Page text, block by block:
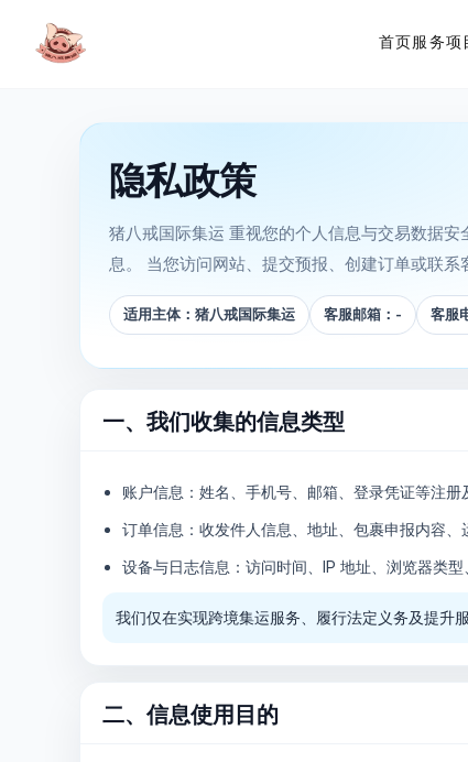
首页服务项
隐私政策
猪八戒国际集运 重视您的个人信息与交易数据
息。 当您访问网站、提交预报、创建订单或联系
适用主体：猪八戒国际集运 客服邮箱：- 客服
一、我们收集的信息类型
账户信息：姓名、手机号、邮箱、登录凭证等注册
订单信息：收发件人信息、地址、包裹申报内容、
设备与日志信息：访问时间、IP 地址、浏览器类型
我们仅在实现跨境集运服务、履行法定义务及提升
二、信息使用目的